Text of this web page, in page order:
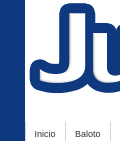
Inicio Baloto